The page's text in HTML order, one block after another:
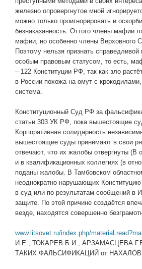
железно опровергнутое мной
можно только проигнорировать и
безнаказанность. Оттого члены мафии
мафии, но особенно члены Верховного
Поэтому нельзя признать
особым правовым статусом, то есть,
– 122 Конституции РФ, так как зло
в России похожа на омут с
система.
Конституционный Суд РФ за
статьи 303 УК РФ, пока вышестоящие
Корпоративная солидарность
вышестоящие суды принимают в свои
отвечают, что их жалобы отвергнуты (В
и в квалификационных коллегиях (в
поданы жалобы. В Тамбовском
неоднократно нарушающих
в суд или по результатам сообщений в
защите. По этой причине создаётся
везде, находятся совершенно
www.litsovet.ru/index.php/
И.Е., ТОКАРЕВ Б.И., АРЗАМАСЦЕВА
ТАКИХ ФАЛЬСИФИКАЦИЙ от НАХАЛОВ!